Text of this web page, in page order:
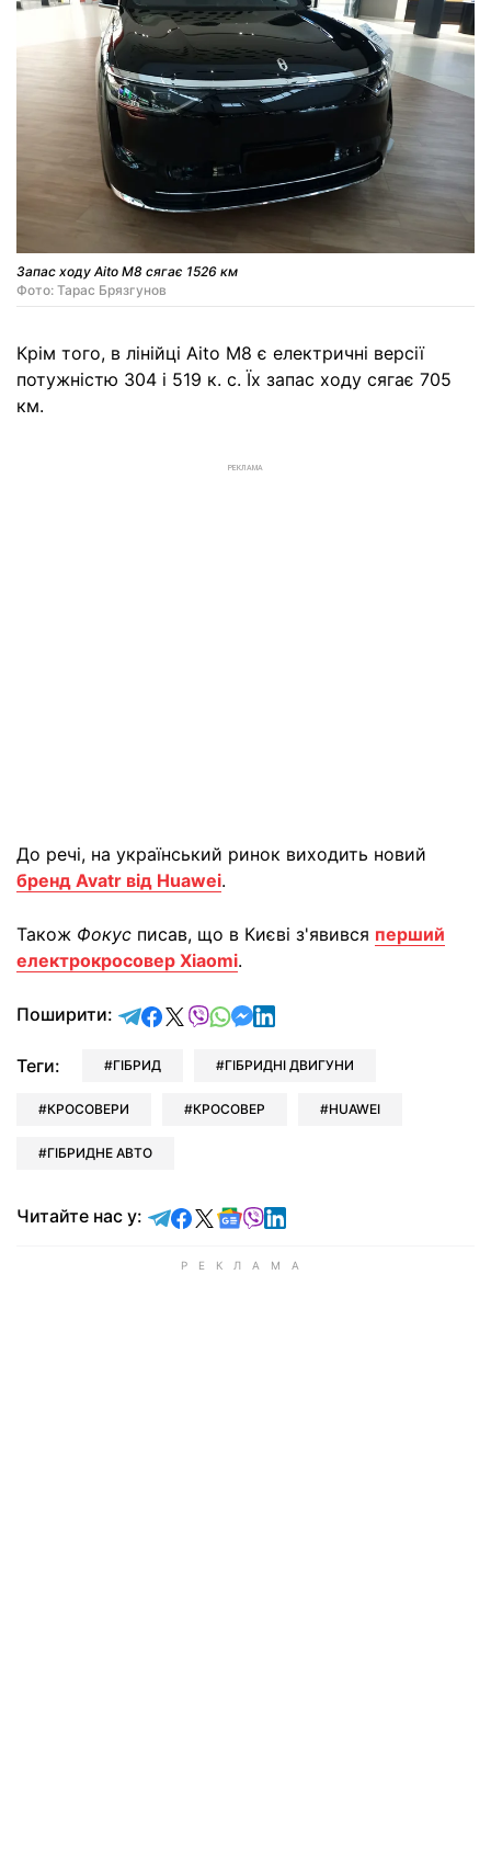
Запас ходу Aito M8 сягає 1526 км
Фото: Тарас Брязгунов
Крім того, в лінійці Aito M8 є електричні версії
потужністю 304 і 519 к. с. Їх запас ходу сягає 705
км.
РЕКЛАМА
До речі, на український ринок виходить новий
бренд Avatr від Huawei.
Також Фокус писав, що в Києві з'явився перший
електрокросовер Xiaomi.
Поширити: відправити у Telegram
поділитись у Facebook
поділитись у X
відправити у Viber
відправити у Whatsapp
відправити у Messenger
відправити у LinkedIn
Теги: ГІБРИД ГІБРИДНІ ДВИГУНИ
КРОСОВЕРИ КРОСОВЕР HUAWEI
ГІБРИДНЕ АВТО
Читайте нас у: Читайте у Telegram
Читайте у Facebook
Читайте у X
Читайте у Google news
Читайте у Viber
Читайте у LinkedIn